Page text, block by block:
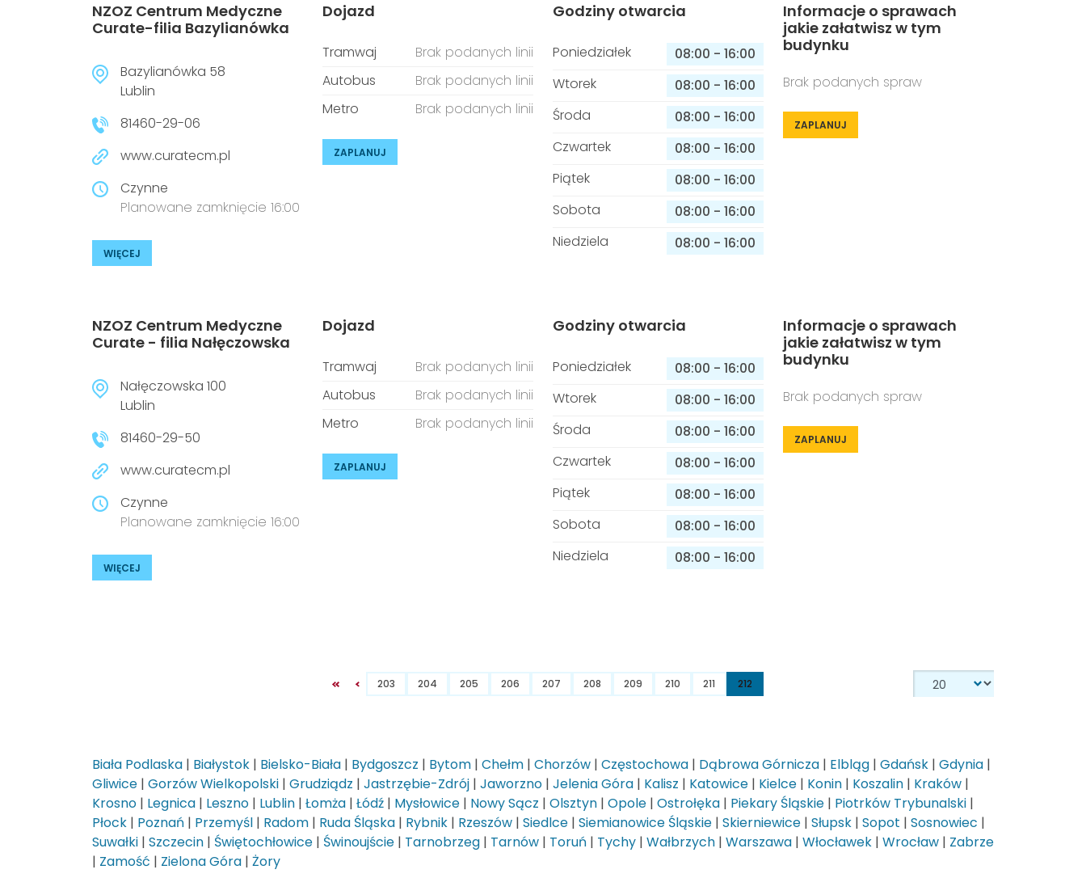
NZOZ Centrum Medyczne
Curate-filia Bazylianówka
Bazylianówka 58
Lublin
81460-29-06
www.curatecm.pl
Czynne
Planowane zamknięcie 16:00
WIĘCEJ
Dojazd
Tramwaj
Brak podanych linii
Autobus
Brak podanych linii
Metro
Brak podanych linii
ZAPLANUJ
Godziny otwarcia
Poniedziałek 08:00 - 16:00
Wtorek
08:00 - 16:00
Środa
08:00 - 16:00
Czwartek
08:00 - 16:00
Piątek
08:00 - 16:00
Sobota
08:00 - 16:00
Niedziela
08:00 - 16:00
Informacje o sprawach
jakie załatwisz w tym
budynku
Brak podanych spraw
ZAPLANUJ
NZOZ Centrum Medyczne
Curate - filia Nałęczowska
Nałęczowska 100
Lublin
81460-29-50
www.curatecm.pl
Czynne
Planowane zamknięcie 16:00
WIĘCEJ
Dojazd
Tramwaj
Brak podanych linii
Autobus
Brak podanych linii
Metro
Brak podanych linii
ZAPLANUJ
Godziny otwarcia
Poniedziałek 08:00 - 16:00
Wtorek
08:00 - 16:00
Środa
08:00 - 16:00
Czwartek
08:00 - 16:00
Piątek
08:00 - 16:00
Sobota
08:00 - 16:00
Niedziela
08:00 - 16:00
Informacje o sprawach
jakie załatwisz w tym
budynku
Brak podanych spraw
ZAPLANUJ
203 204 205 206 207 208 209 210 211 212
Biała Podlaska | Białystok | Bielsko-Biała | Bydgoszcz | Bytom | Chełm | Chorzów | Częstochowa | Dąbrowa Górnicza | Elbląg | Gdańsk | Gdynia |
Gliwice | Gorzów Wielkopolski | Grudziądz | Jastrzębie-Zdrój | Jaworzno | Jelenia Góra | Kalisz | Katowice | Kielce | Konin | Koszalin | Kraków |
Krosno | Legnica | Leszno | Lublin | Łomża | Łódź | Mysłowice | Nowy Sącz | Olsztyn | Opole | Ostrołęka | Piekary Śląskie | Piotrków Trybunalski |
Płock | Poznań | Przemyśl | Radom | Ruda Śląska | Rybnik | Rzeszów | Siedlce | Siemianowice Śląskie | Skierniewice | Słupsk | Sopot | Sosnowiec |
Suwałki | Szczecin | Świętochłowice | Świnoujście | Tarnobrzeg | Tarnów | Toruń | Tychy | Wałbrzych | Warszawa | Włocławek | Wrocław | Zabrze
| Zamość | Zielona Góra | Żory